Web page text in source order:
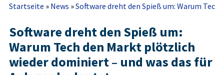
Startseite » News »Software dreht den Spieß um: Warum
Software dreht den Spieß um:
Warum Tech den Markt plötzlich
wieder dominiert – und was das für